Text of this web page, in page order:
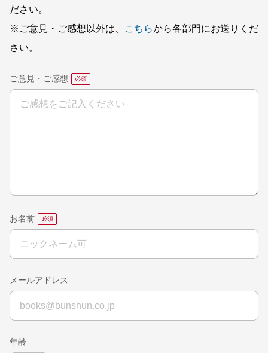
ださい。
※ご意見・ご感想以外は、
こちらから各部門にお送りくだ
さい。
ご意見・ご感想
お名前
メールアドレス
年齢